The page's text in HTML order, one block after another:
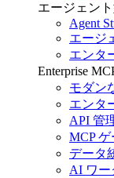
エージェン
Agent
エージ
エンタ
Enterprise
モダン
エンタ
API 管
MCP
データ
AI ワー